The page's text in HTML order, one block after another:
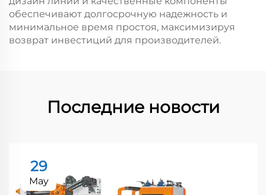
обеспечивают долгосрочную надежность и
минимальное время простоя, максимизируя
возврат инвестиций для производителей.
Последние новости
29
May